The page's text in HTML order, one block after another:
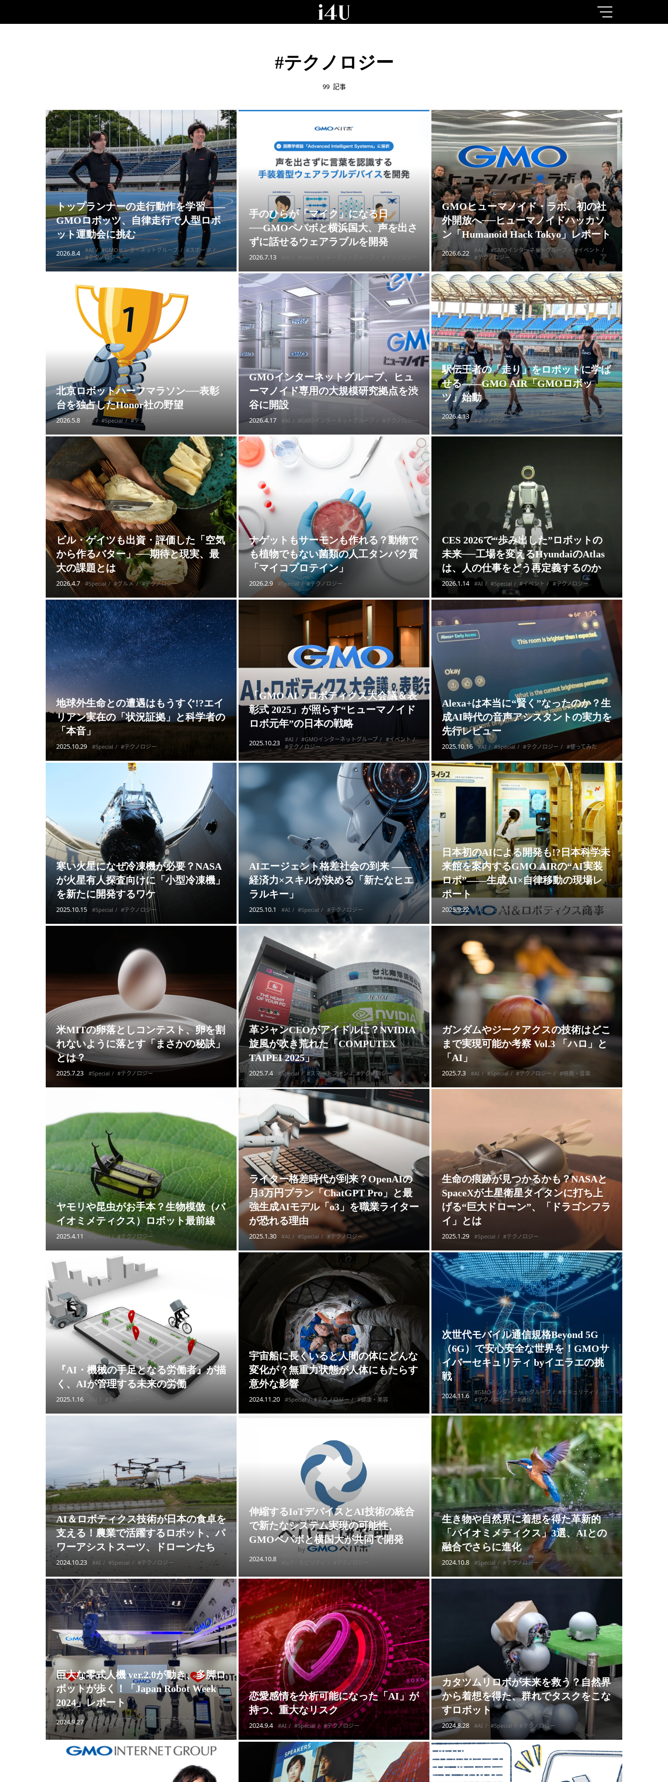
#テクノロジー
99記事
トップランナーの走行動作を学習——
GMOロボッツ、自律走行で人型ロボ
ット運動会に挑む
2026.8.4 #AI #GMOインターネットグループ
#スポーツ
#テクノロジー
手のひらが「マイク」になる日
──GMOペパボと横浜国大、声を出さ
ずに話せるウェアラブルを開発
2026.7.13
GMOヒューマノイド・ラボ、初の社
外開放へ──ヒューマノイドハッカソ
ン「Humanoid Hack Tokyo」レポート
2026.6.22 #AI #GMOインターネットグループ
#イベント
#テクノロジー
北京ロボットハーフマラソン──表彰
台を独占したHonor社の野望
2026.5.8 #AI #Special #テクノロジー
GMOインターネットグループ、ヒュ
ーマノイド専用の大規模研究拠点を渋
谷に開設
2026.4.17 #AI #GMOインターネットグループ #テクノロジー
駅伝王者の「走り」をロボットに学ば
せる——GMO AIR「GMOロボッ
ツ」始動
2026.4.13 #AI #GMOインターネットグループ
#スポーツ
#テクノロジー
ビル・ゲイツも出資・評価した「空気
から作るバター」──期待と現実、最
大の課題とは
2026.4.7 #Special #グルメ #テクノロジー
ナゲットもサーモンも作れる？動物で
も植物でもない菌類の人工タンパク質
「マイコプロテイン」
2026.2.9 #Special #テクノロジー
CES 2026で“歩み出した”ロボットの
未来──工場を変えるHyundaiのAtlas
は、人の仕事をどう再定義するのか
2026.1.14 #AI #Special #イベント #テクノロジー
地球外生命との遭遇はもうすぐ!?エイ
リアン実在の「状況証拠」と科学者の
「本音」
2025.10.29 #Special #テクノロジー
「GMO AI・ロボティクス大会議＆表
彰式 2025」が照らす“ヒューマノイド
ロボ元年”の日本の戦略
2025.10.23 #AI #GMOインターネットグループ
#イベント
#テクノロジー
Alexa+は本当に“賢く”なったのか？生
成AI時代の音声アシスタントの実力を
先行レビュー
2025.10.16 #AI #Special #テクノロジー #使ってみた
寒い火星になぜ冷凍機が必要？NASA
が火星有人探査向けに「小型冷凍機」
を新たに開発するワケ
2025.10.15 #Special #テクノロジー
AIエージェント格差社会の到来 ——
経済力×スキルが決める「新たなヒエ
ラルキー」
2025.10.1 #AI #Special #テクノロジー
日本初のAIによる開発も!?日本科学未
来館を案内するGMO AIRの“AI実装
ロボ”——生成AI×自律移動の現場レ
ポート
2025.9.22 #AI #GMOインターネットグループ #テクノロジー
米MITの卵落としコンテスト、卵を割
れないように落とす「まさかの秘訣」
とは？
2025.7.23 #Special #テクノロジー
革ジャンCEOがアイドルに？NVIDIA
旋風が吹き荒れた「COMPUTEX
TAIPEI 2025」
2025.7.4 #Special #スマートフォン #テクノロジー
ガンダムやジークアクスの技術はどこ
まで実現可能か考察 Vol.3 「ハロ」と
「AI」
2025.7.3 #AI #Special #テクノロジー #映画・音楽
ヤモリや昆虫がお手本？生物模倣（バ
イオミメティクス）ロボット最前線
2025.4.11 #Special #テクノロジー
ライター格差時代が到来？OpenAIの
月3万円プラン「ChatGPT Pro」と最
強生成AIモデル「o3」を職業ライター
が恐れる理由
2025.1.30 #AI #Special #テクノロジー
生命の痕跡が見つかるかも？NASAと
SpaceXが土星衛星タイタンに打ち上
げる“巨大ドローン”、「ドラゴンフラ
イ」とは
2025.1.29 #Special #テクノロジー
『AI・機械の手足となる労働者』が描
く、AIが管理する未来の労働
2025.1.16 #AI #テクノロジー
宇宙船に長くいると人間の体にどんな
変化が？無重力状態が人体にもたらす
意外な影響
2024.11.20 #Special #テクノロジー #健康・美容
次世代モバイル通信規格Beyond 5G
（6G）で安心安全な世界を！GMOサ
イバーセキュリティ byイエラエの挑
戦
2024.11.6 #GMOインターネットグループ
#セキュリティ
#テクノロジー
#通信
AI＆ロボティクス技術が日本の食卓を
支える！農業で活躍するロボット、パ
ワーアシストスーツ、ドローンたち
2024.10.23 #AI #Special #テクノロジー
伸縮するIoTデバイスとAI技術の統合
で新たなシステム実現の可能性、
GMOペパボと横国大が共同で開発
2024.10.8
#GMOインターネットグループ
生き物や自然界に着想を得た革新的
「バイオミメティクス」3選、AIとの
融合でさらに進化
2024.10.8 #Special #テクノロジー
巨大な零式人機 ver.2.0が動き、多脚ロ
ボットが歩く！「Japan Robot Week
2024」レポート
2024.9.27 #GMOインターネットグループ
#イベント
#テクノロジー
恋愛感情を分析可能になった「AI」が
持つ、重大なリスク
2024.9.4 #AI #Special #テクノロジー
カタツムリロボが未来を救う？自然界
から着想を得た、群れでタスクをこな
すロボット
2024.8.28 #AI #Special #テクノロジー